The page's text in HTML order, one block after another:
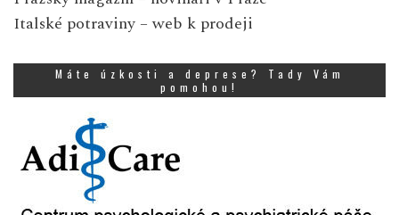
Italské potraviny – web k prodeji
Máte úzkosti a deprese? Tady Vám
pomohou!